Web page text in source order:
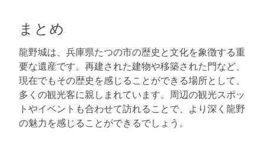
まとめ
龍野城は、兵庫県たつの市の歴史と文化を象徴する重
要な遺産です。再建された建物や移築された門など、
現在でもその歴史を感じることができる場所として、
多くの観光客に親しまれています。周辺の観光スポッ
トやイベントも合わせて訪れることで、より深く龍野
の魅力を感じることができるでしょう。